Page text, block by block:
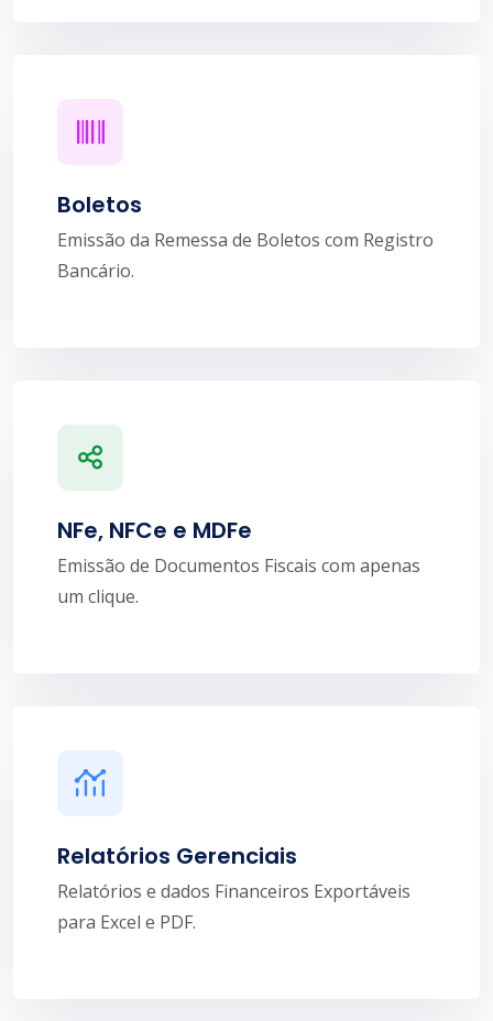
Boletos
Emissão da Remessa de Boletos com Registro
Bancário.
NFe, NFCe e MDFe
Emissão de Documentos Fiscais com apenas
um clique.
Relatórios Gerenciais
Relatórios e dados Financeiros Exportáveis
para Excel e PDF.